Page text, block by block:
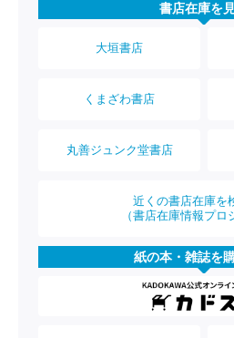
書店在庫を
大垣書店
くまざわ書店
丸善ジュンク堂書店
近くの書店在庫を
（書店在庫情報プロ
紙の本・雑誌を